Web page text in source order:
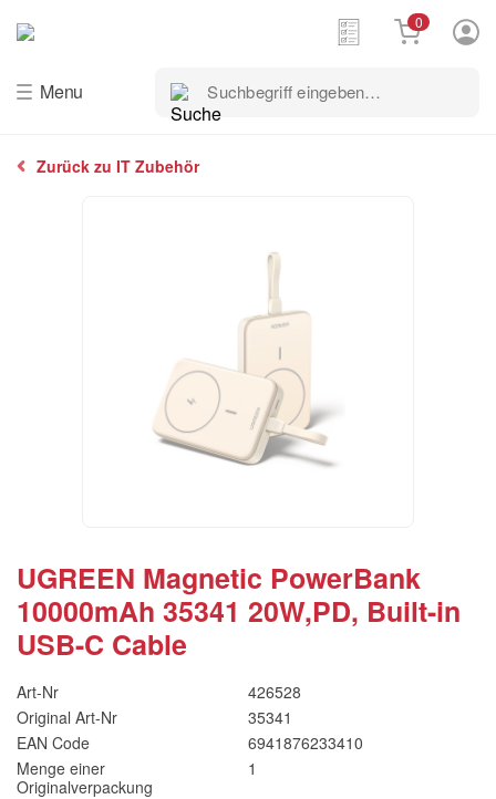
Menu
Suchbegriff
eingeben…
0
Zurück zu IT Zubehör
UGREEN Magnetic PowerBank
10000mAh 35341 20W,PD, Built-in
USB-C Cable
Art-Nr
426528
Original Art-Nr
35341
EAN Code
6941876233410
Menge einer
Originalverpackung
1